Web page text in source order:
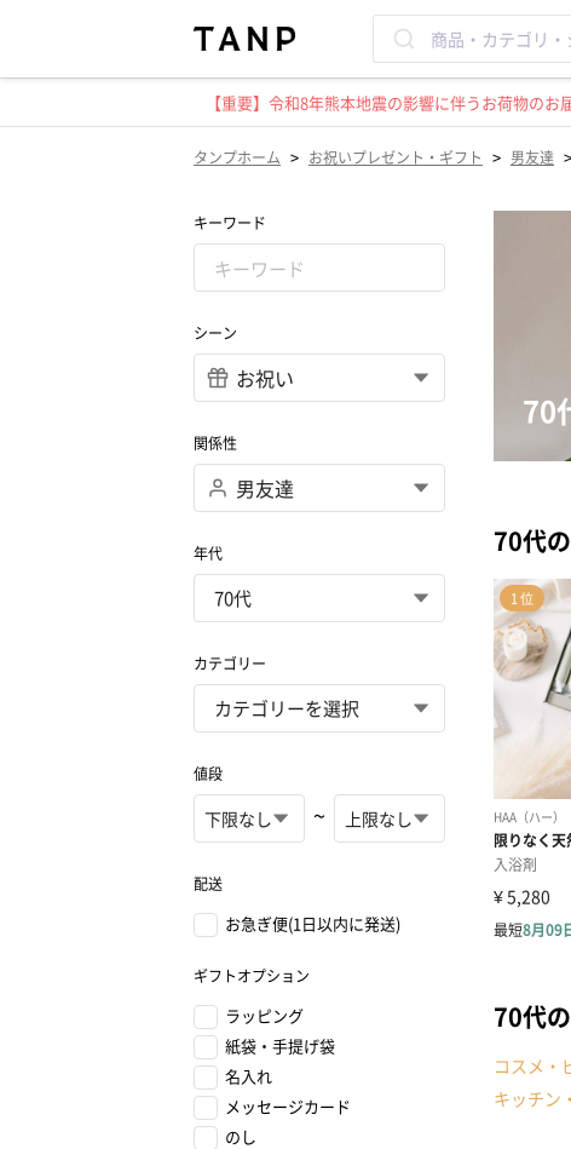
【重要】令和8年熊本地震の影響に伴うお荷物のお
タンプホーム > お祝いプレゼント・ギフト > 男友達 >
キーワード
シーン
関係性
年代
カテゴリー
値段
~
配送
お急ぎ便(1日以内に発送)
ギフトオプション
ラッピング
紙袋・手提げ袋
名入れ
メッセージカード
のし
70
70代
70代
コスメ・
キッチン